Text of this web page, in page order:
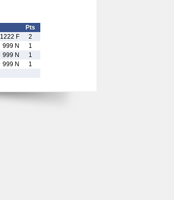
Pts
1222 F
2
999 N
1
999 N
1
999 N
1